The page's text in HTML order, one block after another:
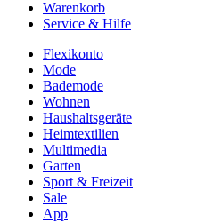
Warenkorb
Service & Hilfe
Flexikonto
Mode
Bademode
Wohnen
Haushaltsgeräte
Heimtextilien
Multimedia
Garten
Sport & Freizeit
Sale
App